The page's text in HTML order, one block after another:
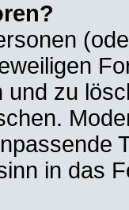
und zu
in das